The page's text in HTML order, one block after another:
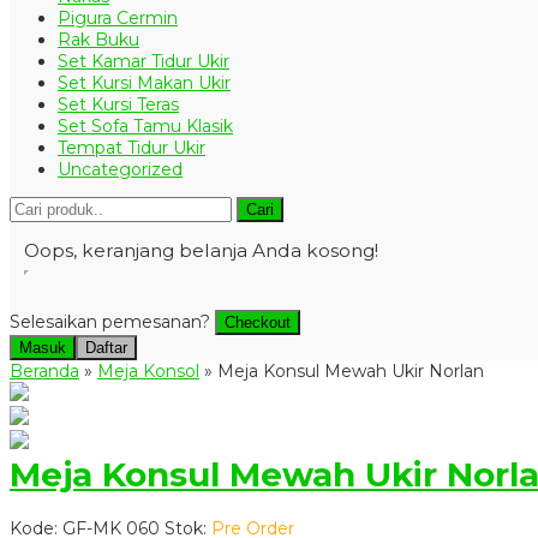
Pigura Cermin
Rak Buku
Set Kamar Tidur Ukir
Set Kursi Makan Ukir
Set Kursi Teras
Set Sofa Tamu Klasik
Tempat Tidur Ukir
Uncategorized
Cari
Oops, keranjang belanja Anda kosong!
Selesaikan pemesanan?
Checkout
Masuk
Daftar
Beranda » Meja Konsol » Meja Konsul Mewah Ukir Norlan
Meja Konsul Mewah Ukir
Kode: GF-MK 060 Stok: Pre Order